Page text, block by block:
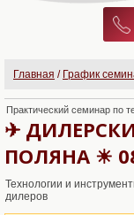
Главная / График
Практический семинар по
✈
ПОЛЯНА ☀
Технологии и
дилеров